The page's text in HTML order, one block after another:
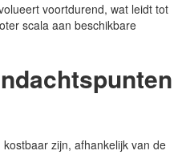
voortdurend, wat leidt tot
scala aan beschikbare
zijn, afhankelijk van de